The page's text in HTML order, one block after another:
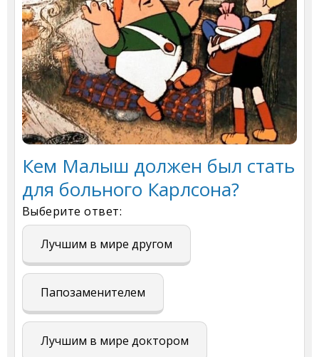
Кем Малыш должен был стать
для больного Карлсона?
Выберите ответ:
Лучшим в мире другом
Папозаменителем
Лучшим в мире доктором